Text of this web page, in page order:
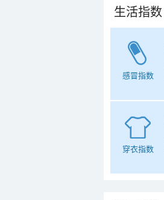
生活指数
感冒指数
穿衣指数